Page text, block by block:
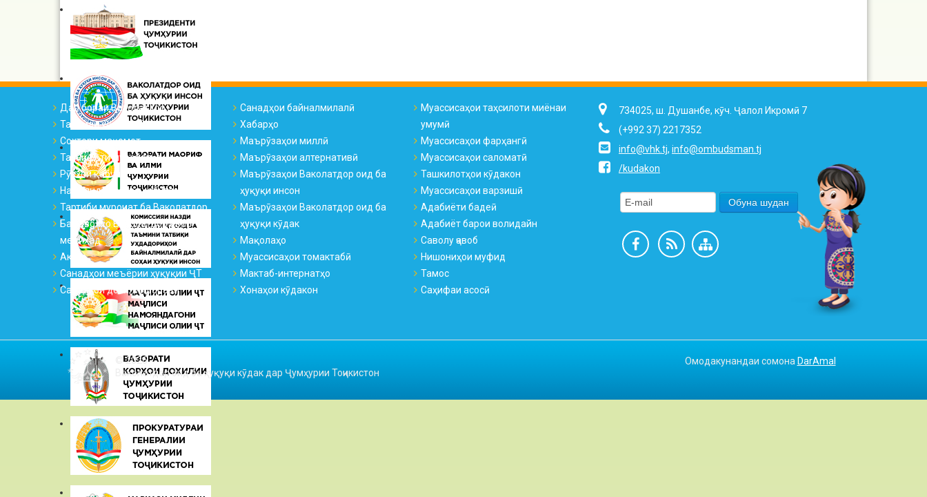
Дар бораи Ваколатдор
Тарҷумаи ҳоли ВҲК
Сохтори мақомот
Таснифоти муроҷиатҳо
Рӯзҳои қабул
Намояндагиҳо ва қабулгоҳҳо
Тартиби муроҷиат ба Ваколатдор
Ба саволҳо Ваколатдор ҷавоб
медиҳад
Аксҳо
Санадҳои меъёрии ҳуқуқии ҶТ
Санадҳои дохилиидоравӣ
Санадҳои байналмилалӣ
Хабарҳо
Маърӯзаҳои миллӣ
Маърӯзаҳои алтернативӣ
Маърӯзаҳои Ваколатдор оид ба
ҳуқуқи инсон
Маърӯзаҳои Ваколатдор оид ба
ҳуқуқи кӯдак
Мақолаҳо
Муассисаҳои томактабӣ
Мактаб-интернатҳо
Хонаҳои кӯдакон
Муассисаҳои таҳсилоти миёнаи
умумӣ
Муассисаҳои фарҳангӣ
Муассисаҳои саломатӣ
Ташкилотҳои кӯдакон
Муассисаҳои варзишӣ
Адабиёти бадеӣ
Адабиёт барои волидайн
Саволу ҷавоб
Нишониҳои муфид
Тамос
Саҳифаи асосӣ
734025, ш. Душанбе, кӯч. Ҷалол Икромӣ 7
(+992 37) 2217352
info@vhk.tj, info@ombudsman.tj
/kudakon
© 2026
Ваколатдор оид ба ҳуқуқи кӯдак дар Ҷумҳурии Тоҷикистон
Омодакунандаи сомона DarAmal